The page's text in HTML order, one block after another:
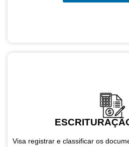
Visa registrar e classificar os